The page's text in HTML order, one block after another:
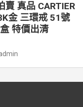
賣 真品 CARTIER
金 三環戒 51號
特價出清